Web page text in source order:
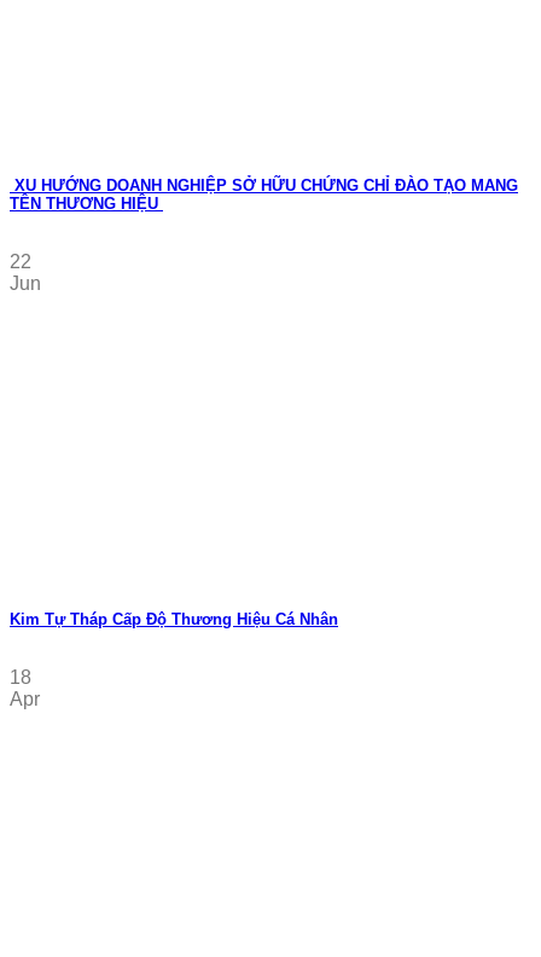
XU HƯỚNG DOANH NGHIỆP SỞ HỮU CHỨNG CHỈ ĐÀO TẠO MANG
TÊN THƯƠNG HIỆU
22
Jun
Kim Tự Tháp Cấp Độ Thương Hiệu Cá Nhân
18
Apr